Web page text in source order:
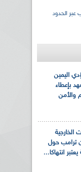
عبر الحدود
اليمين
بإعطاء
والأمن
الخارجية
ترامب حول
انتهاكا...